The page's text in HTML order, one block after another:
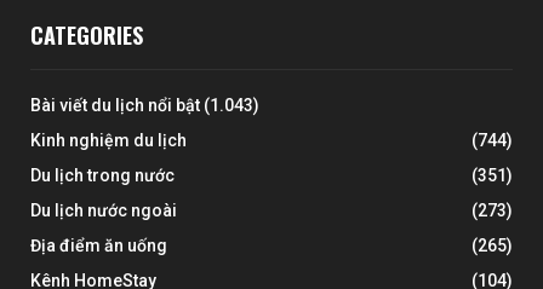
CATEGORIES
Bài viết du lịch nổi bật (1.043)
Kinh nghiệm du lịch
(744)
Du lịch trong nước
(351)
Du lịch nước ngoài
(273)
Địa điểm ăn uống
(265)
Kênh HomeStay
(104)